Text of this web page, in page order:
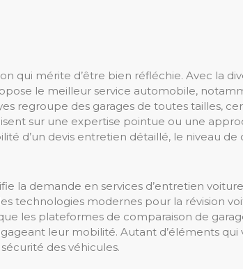
qui mérite d’être bien réfléchie. Avec la
le meilleur service automobile,
regroupe des garages de toutes tailles,
sur une expertise pointue ou une
d’un devis entretien détaillé, le niveau
la demande en services d’entretien
technologies modernes pour la révision
les plateformes de comparaison de
leur mobilité. Autant d’éléments qui
des véhicules.